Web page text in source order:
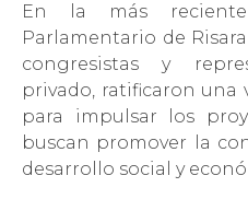
En la más
Parlamentario de
congresistas y
privado, ratificaron una
para impulsar los
buscan promover la
desarrollo social y